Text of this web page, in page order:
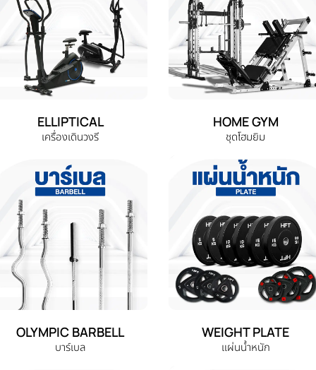
ELLIPTICAL
เครื่องเดินวงรี
HOME GYM
ชุดโฮมยิม
OLYMPIC BARBELL
บาร์เบล
WEIGHT PLATE
แผ่นน้ำหนัก